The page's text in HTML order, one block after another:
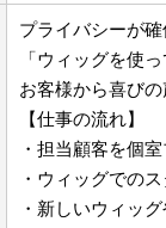
プライバシーが
「ウィッグを使
お客様から喜び
【仕事の流れ】
・担当顧客を個
・ウィッグでの
・新しいウィッ